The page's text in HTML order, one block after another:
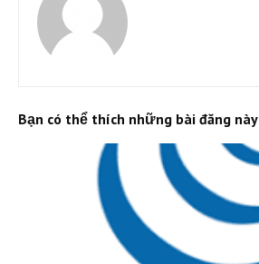
Bạn có thể thích những bài đăng này